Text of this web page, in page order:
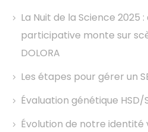
La Nuit de la Science 2025
participative monte sur
DOLORA
Les étapes pour gérer un
Évaluation génétique HSD/
Évolution de notre identité